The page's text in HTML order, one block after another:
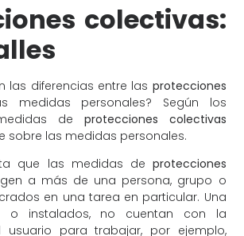
colectivas:
las diferencias entre las protecciones
medidas personales? Según los
de protecciones colectivas
sobre las medidas personales.
que las medidas de protecciones
a más de una persona, grupo o
en una tarea en particular. Una
o instalados, no cuentan con la
usuario para trabajar, por ejemplo,